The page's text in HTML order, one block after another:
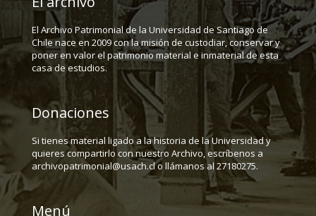
El Archivo Patrimonial de la Universidad de Santiago de
Chile nace en 2009 con la misión de custodiar, conservar y
poner en valor el patrimonio material e inmaterial de esta
casa de estudios.
Donaciones
Si tienes material ligado a la historia de la Universidad y
quieres compartirlo con nuestro Archivo, escríbenos a
archivopatrimonial@usach.cl o llámanos al 27180275.
Menú